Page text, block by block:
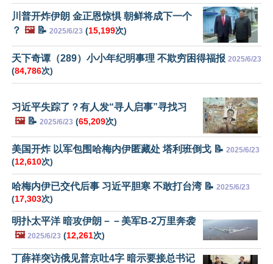
川普开炸伊朗 金正恩惊惧 朝鲜将成下一个
？ 🖼️📝 2025/6/23 (15,199次)
天下奇谭（289）小小年纪明事理 不欺穷困得福报 2025/6/23
(84,786次)
习近平失踪了？有人发“寻人启事”寻找习
🖼️📝 2025/6/23 (65,209次)
美国开炸 以军包围哈梅内伊匿藏处 塔利班倒戈 📝 2025/6/23
(12,610次)
哈梅内伊已交代后事 习近平胆寒 不敢打台湾 📝 2025/6/23
(17,303次)
明扑太平洋 暗攻伊朗－－美军B-2万里奔袭
🖼️ 2025/6/23 (12,261次)
丁薛祥突访俄见普京吐4字 暗示要接总书记